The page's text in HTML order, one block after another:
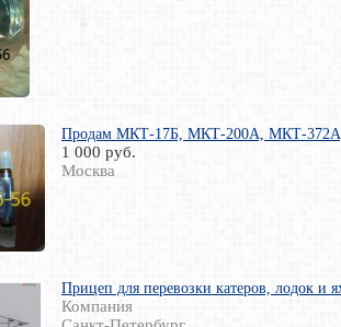
Продам МКТ-17Б, МКТ-200А, МКТ-
1 000 руб.
Москва
Прицеп для перевозки катеров, лодок и
Компания